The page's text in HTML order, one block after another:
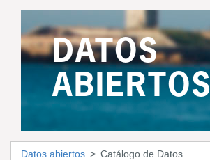
DATOS
ABIERTOS
Datos abiertos Catálogo de Datos